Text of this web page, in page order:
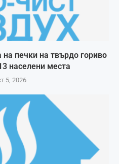
печки на твърдо гориво
населени места
5, 2026